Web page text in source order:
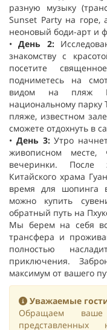
разную музыку
Sunset Party на
неоновый боди-арт и
•День 2:
знакомству с
посетите
подниметесь на
видом на пляж
национальному парку
пляже, известном
сможете отдохнуть в
• День 3:Утро
живописном месте,
вечеринки. После
Китайского храма
время для шопинга
можно купить
обратный путь на
Мы берем на себя
трансфера и
полностью
приключения.
максимум от вашего
Уважаемые
Обращаем